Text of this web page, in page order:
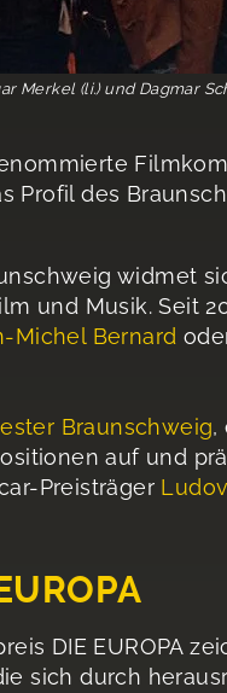
Merkel (li.) und Dagmar
Profil des
widmet
und Musik. Seit
Michel Bernard
Braunschweig,
auf und
Preisträger
DIE EUROPA
sich durch